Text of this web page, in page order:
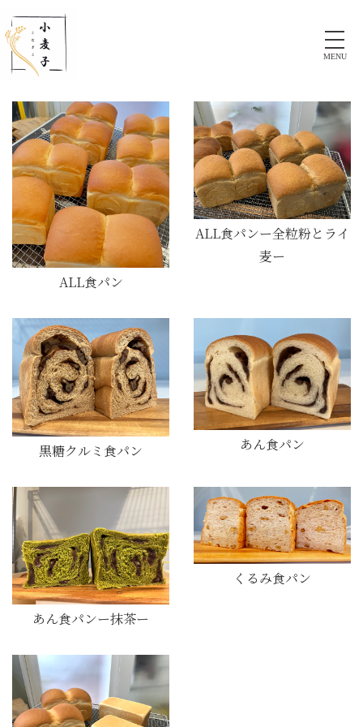
MENU
ALL食パン
ALL食パンー全粒粉とライ
麦ー
黒糖クルミ食パン あん食パン
あん食パンー抹茶ー
くるみ食パン